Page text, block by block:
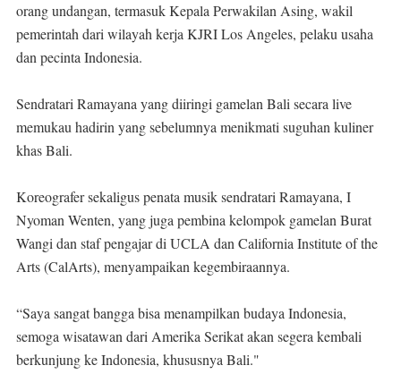
orang undangan, termasuk Kepala Perwakilan Asing, wakil
pemerintah dari wilayah kerja KJRI Los Angeles, pelaku usaha
dan pecinta Indonesia.
Sendratari Ramayana yang diiringi gamelan Bali secara live
memukau hadirin yang sebelumnya menikmati suguhan kuliner
khas Bali.
Koreografer sekaligus penata musik sendratari Ramayana, I
Nyoman Wenten, yang juga pembina kelompok gamelan Burat
Wangi dan staf pengajar di UCLA dan California Institute of the
Arts (CalArts), menyampaikan kegembiraannya.
“Saya sangat bangga bisa menampilkan budaya Indonesia,
semoga wisatawan dari Amerika Serikat akan segera kembali
berkunjung ke Indonesia, khususnya Bali."